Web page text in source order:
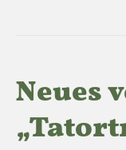
Neues